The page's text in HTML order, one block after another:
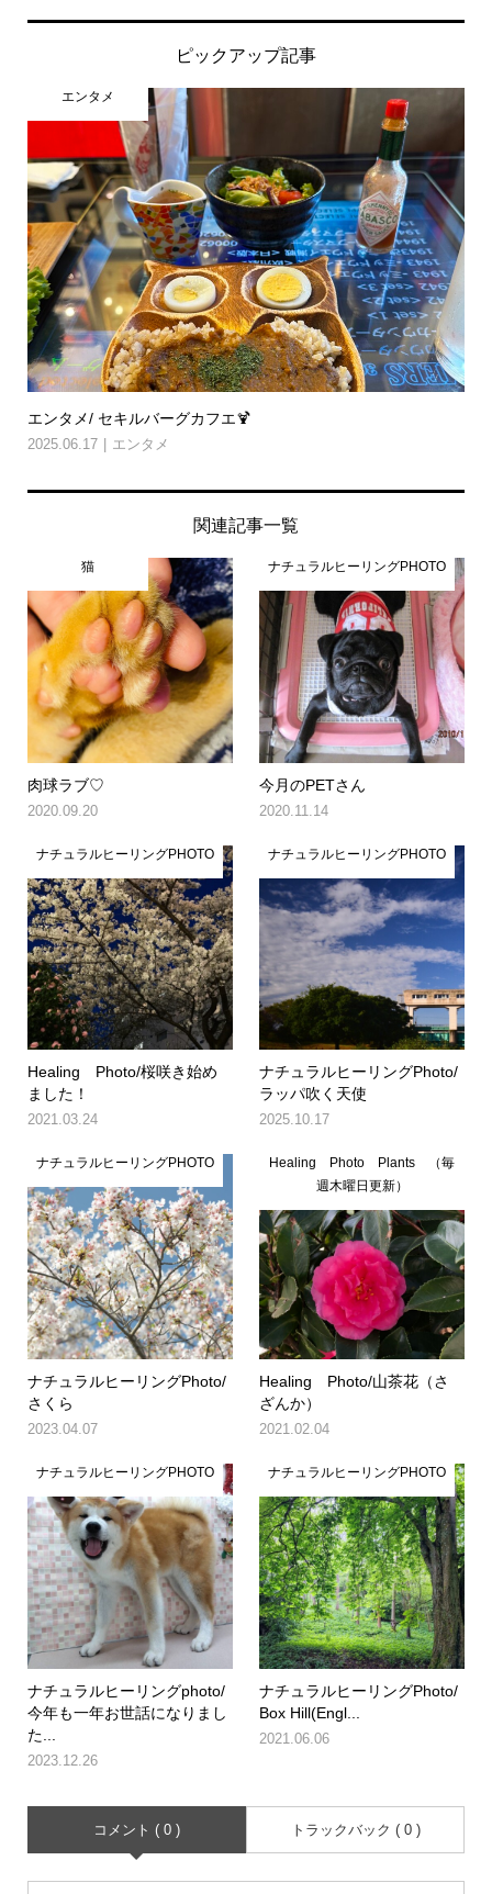
ピックアップ記事
エンタメ
エンタメ/ セキルバーグカフエ🍹
2025.06.17 エンタメ
関連記事一覧
猫
肉球ラブ♡
2020.09.20
ナチュラルヒーリングPHOTO
今月のPETさん
2020.11.14
ナチュラルヒーリングPHOTO
Healing Photo/桜咲き始め
ました！
2021.03.24
ナチュラルヒーリングPHOTO
ナチュラルヒーリングPhoto/
ラッパ吹く天使
2025.10.17
ナチュラルヒーリングPHOTO
ナチュラルヒーリングPhoto/
さくら
2023.04.07
Healing Photo Plants （毎
週木曜日更新）
Healing Photo/山茶花（さ
ざんか）
2021.02.04
ナチュラルヒーリングPHOTO
ナチュラルヒーリングphoto/
今年も一年お世話になりまし
た...
2023.12.26
ナチュラルヒーリングPHOTO
ナチュラルヒーリングPhoto/
Box Hill(Engl...
2021.06.06
コメント ( 0 ) トラックバック ( 0 )